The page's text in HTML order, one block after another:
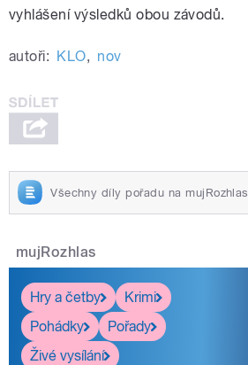
vyhlášení výsledků obou závodů.
autoři: KLO, nov
Všechny díly pořadu na mujRozhlas
mujRozhlas
Hry a četby
Krimi
Pohádky
Pořady
Živé vysílání